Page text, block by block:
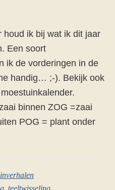
houd ik bij wat ik dit jaar
Een soort
ik de vorderingen in de
handig… ;-). Bekijk ook
binnen ZOG =zaai
POG = plant onder
teeltwisseling